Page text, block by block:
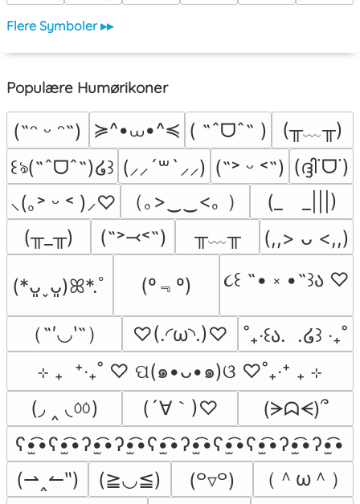
Flere Symboler ▸▸
Populære Humørikoner
(˶ᵔ ᵕ ᵔ˶) ≽^•⩊•^≼ ( ˶ˆᗜˆ˵ )
(╥﹏╥)
꒰ঌ(˶ˆᗜˆ˵)໒꒱ (⸝⸝´꒳`⸝⸝) (˶˃ ᵕ ˂˶) (ദ്ദി˙ᗜ˙)
⸜(｡˃ ᵕ ˂ )⸝♡
（｡>‿‿<｡ ）
(_　_|||)
(╥_╥)
(˶˃⤙˂˶) ╥﹏╥ (,,> ᴗ <,,)
(*ᴗ͈ˬᴗ͈)ꕤ*.ﾟ (º﹃º) ૮꒰ ˶• ༝ •˶꒱ა ♡
（˶′◡‵˶） ♡(.◜ω◝.)♡
˚₊‧꒰ა.  .໒꒱ ‧₊˚
⊹ ₊  ⁺‧₊˚ ♡ ପ(๑•ᴗ•๑)ଓ ♡˚₊‧⁺ ₊ ⊹
(◞ ‸ ◟ㆀ)
(´∀｀)♡
(ᗒᗣᗕ)՞
ʕ•̫͡•ʕ•̫͡•ʔ•̫͡•ʔ•̫͡•ʕ•̫͡•ʔ•̫͡•ʕ•̫͡•ʕ•̫͡•ʔ•̫͡•ʔ•̫͡•
(⇀‸↼‶)
(≧◡≦) (꒪▿꒪)
（＾ω＾）